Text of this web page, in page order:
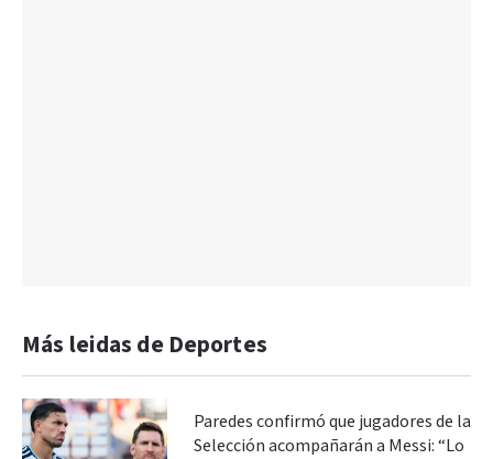
Más leidas de Deportes
Paredes confirmó que jugadores de la
Selección acompañarán a Messi: “Lo